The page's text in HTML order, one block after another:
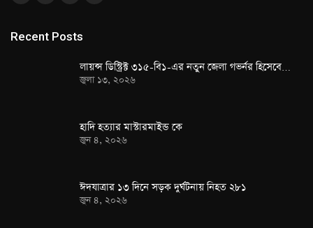
Recent Posts
লায়ন্স ডিস্ট্রিক্ট ৩১৫-বি১-এর নতুন জেলা গভর্নর হিসেবে…
জুলা ১৩, ২০২৬
হাদি হত্যার মাস্টারমাইন্ড কে
জুন ৪, ২০২৬
ঈদযাত্রার ১৩ দিনে সড়ক দুর্ঘটনায় নিহত ২৮১
জুন ৪, ২০২৬